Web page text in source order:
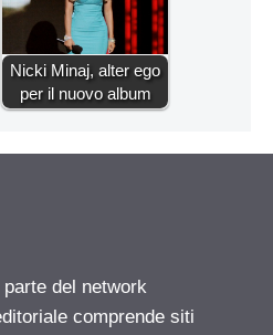
Nicki Minaj, alter ego
per il nuovo album
del network
comprende siti